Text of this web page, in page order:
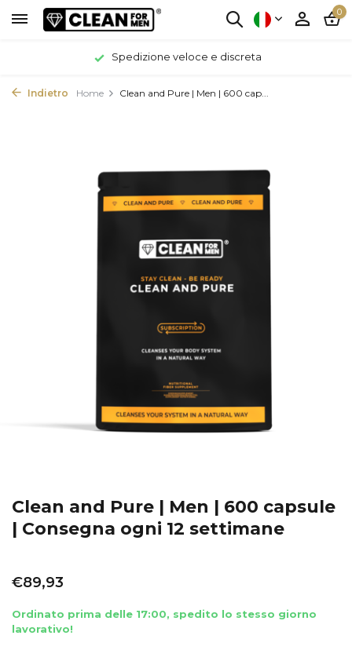
0
Spedizione veloce e discreta
Indietro Home Clean and Pure | Men | 600 cap...
Clean and Pure | Men | 600 capsule
| Consegna ogni 12 settimane
€89,93
Ordinato prima delle 17:00, spedito lo stesso giorno
lavorativo!